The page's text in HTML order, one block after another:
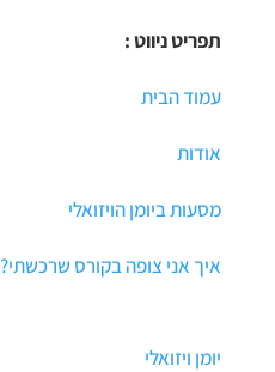
תפריט ניווט :
עמוד הבית
אודות
מסעות ביומן הויזואלי
איך אני צופה בקורס שרכשתי?
יומן ויזואלי